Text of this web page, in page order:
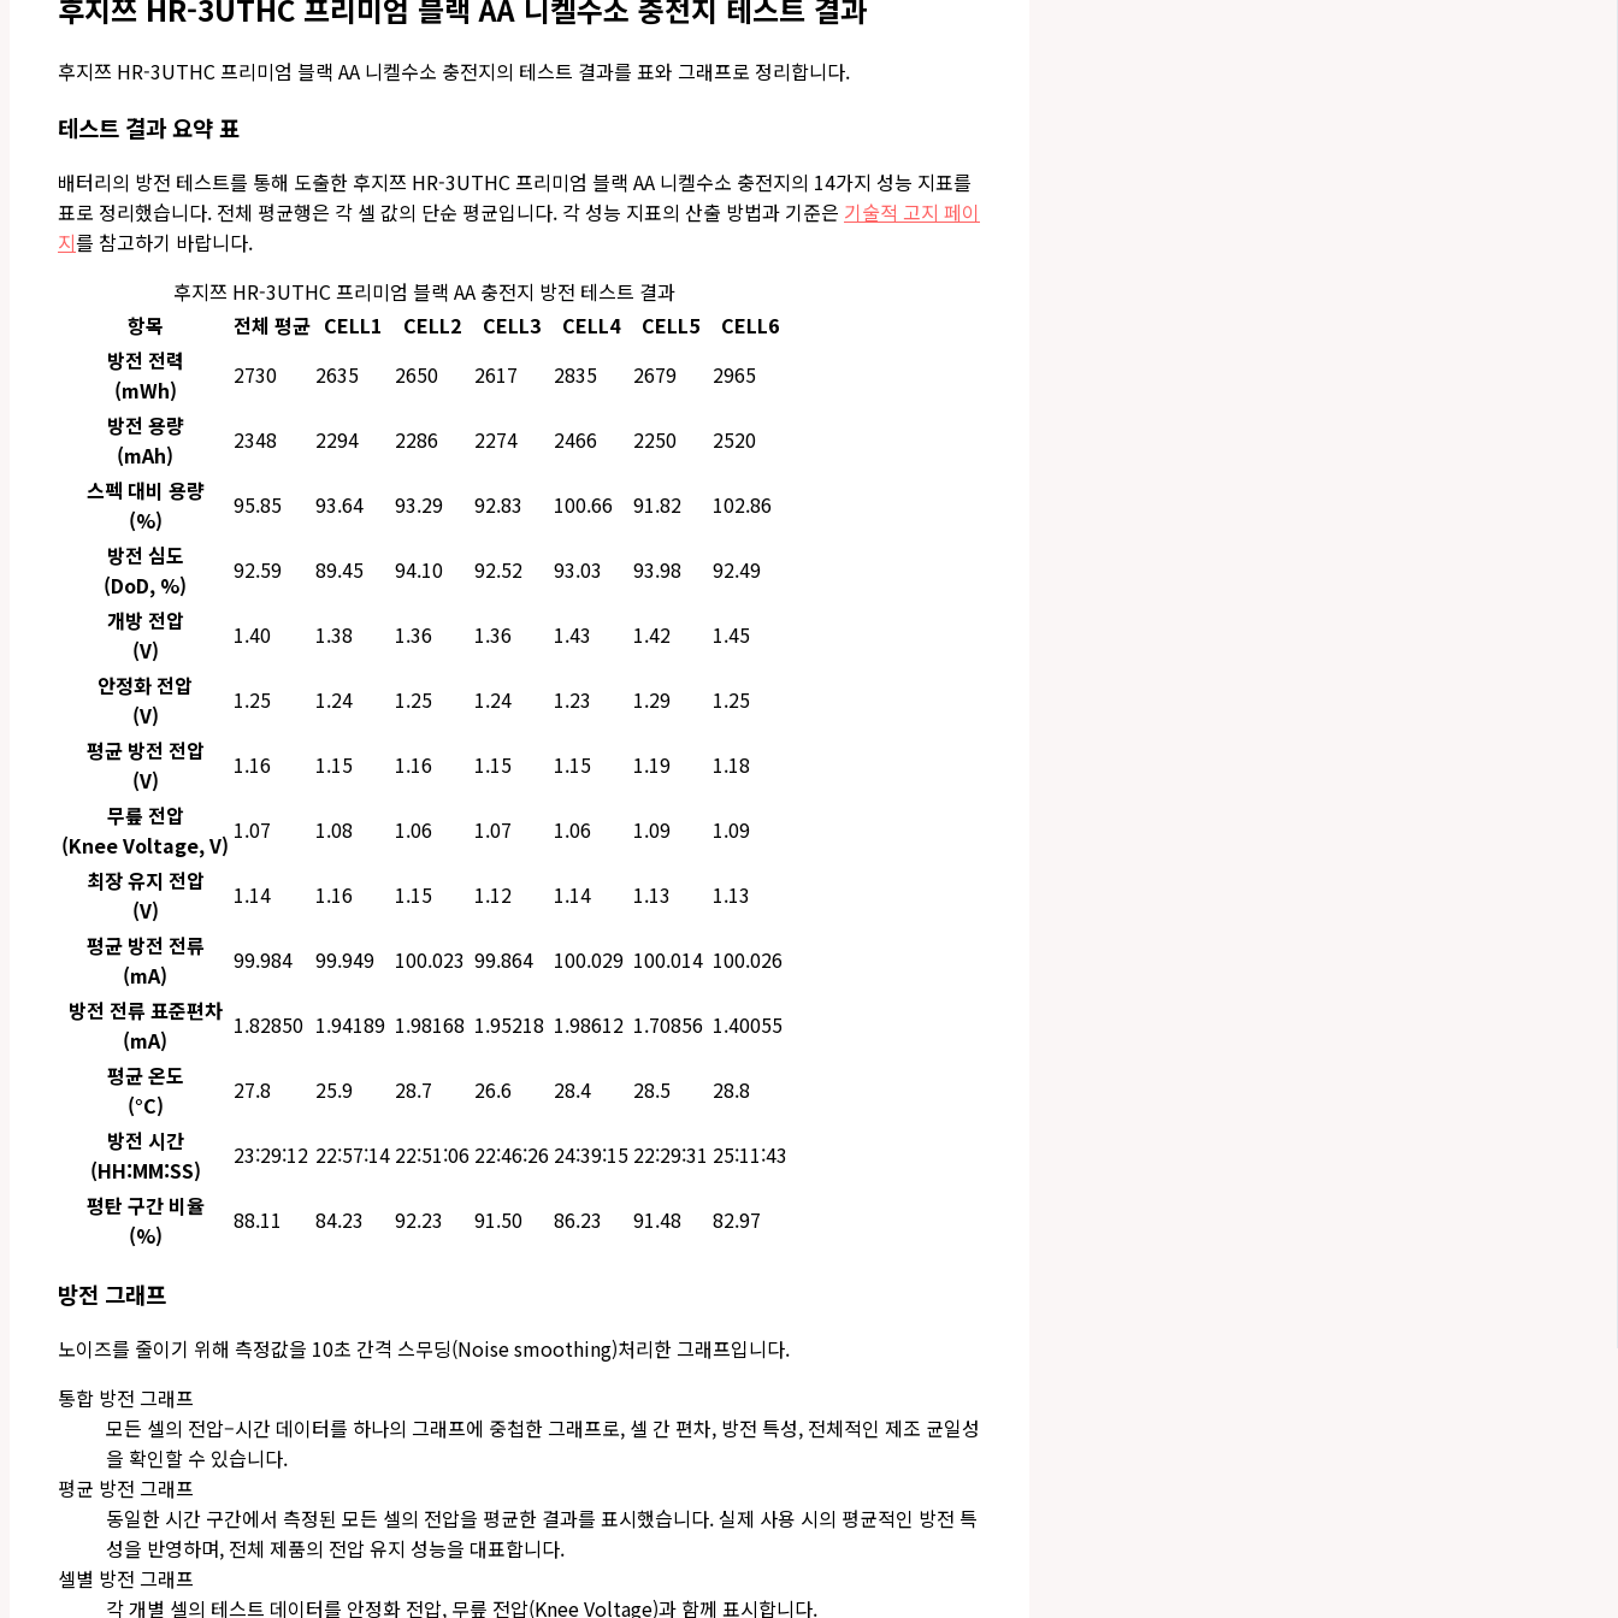
후지쯔 HR-3UTHC 프리미엄 블랙 AA 니켈수소 충전지 테스트 결과
후지쯔 HR-3UTHC 프리미엄 블랙 AA 니켈수소 충전지의 테스트 결과를 표와 그래프로 정리합니다.
테스트 결과 요약 표
배터리의 방전 테스트를 통해 도출한 후지쯔 HR-3UTHC 프리미엄 블랙 AA 니켈수소 충전지의 14가지 성능 지표를
표로 정리했습니다. 전체 평균행은 각 셀 값의 단순 평균입니다. 각 성능 지표의 산출 방법과 기준은 기술적 고지 페이
지를 참고하기 바랍니다.
후지쯔 HR-3UTHC 프리미엄 블랙 AA 충전지 방전 테스트 결과
항목
전체 평균 CELL1 CELL2 CELL3 CELL4 CELL5
CELL6
방전 전력
(mWh)
2730 2635 2650 2617 2835 2679
2965
방전 용량
(mAh)
2348 2294 2286 2274 2466 2250
2520
스펙 대비 용량
(%)
95.85 93.64 93.29 92.83 100.66 91.82
102.86
방전 심도
(DoD, %)
92.59 89.45 94.10 92.52 93.03 93.98
92.49
개방 전압
(V)
1.40 1.38 1.36 1.36 1.43 1.42
1.45
안정화 전압
(V)
1.25 1.24 1.25 1.24 1.23 1.29
1.25
평균 방전 전압
(V)
1.16 1.15 1.16 1.15 1.15 1.19
1.18
무릎 전압
(Knee Voltage, V)
1.07 1.08 1.06 1.07 1.06 1.09
1.09
최장 유지 전압
(V)
1.14 1.16 1.15 1.12 1.14 1.13
1.13
평균 방전 전류
(mA)
99.984 99.949 100.023 99.864 100.029 100.014 100.026
방전 전류 표준편차
(mA)
1.82850 1.94189 1.98168 1.95218 1.98612 1.70856 1.40055
평균 온도
(°C)
27.8 25.9 28.7 26.6 28.4 28.5
28.8
방전 시간
(HH:MM:SS)
23:29:12 22:57:14 22:51:06 22:46:26 24:39:15 22:29:31 25:11:43
평탄 구간 비율
(%)
88.11 84.23 92.23 91.50 86.23 91.48 82.97
방전 그래프
노이즈를 줄이기 위해 측정값을 10초 간격 스무딩(Noise smoothing)처리한 그래프입니다.
통합 방전 그래프
모든 셀의 전압–시간 데이터를 하나의 그래프에 중첩한 그래프로, 셀 간 편차, 방전 특성, 전체적인 제조 균일성
을 확인할 수 있습니다.
평균 방전 그래프
동일한 시간 구간에서 측정된 모든 셀의 전압을 평균한 결과를 표시했습니다. 실제 사용 시의 평균적인 방전 특
성을 반영하며, 전체 제품의 전압 유지 성능을 대표합니다.
셀별 방전 그래프
각 개별 셀의 테스트 데이터를 안정화 전압, 무릎 전압(Knee Voltage)과 함께 표시합니다.